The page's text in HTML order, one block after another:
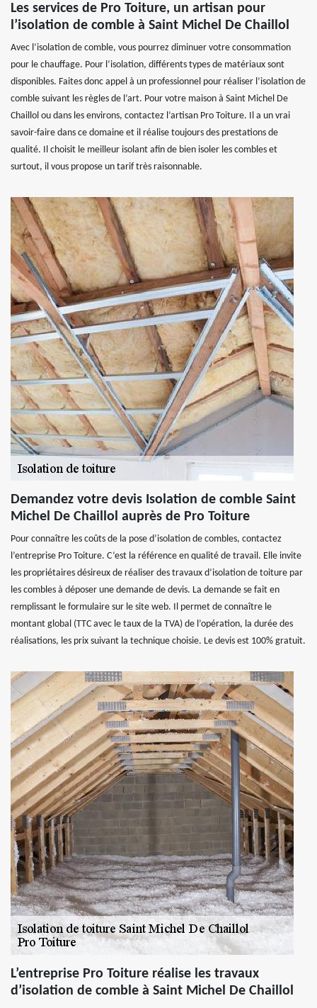
Les services de Pro Toiture, un artisan pour
l’isolation de comble à Saint Michel De Chaillol
Avec l’isolation de comble, vous pourrez diminuer votre consommation
pour le chauffage. Pour l’isolation, différents types de matériaux sont
disponibles. Faites donc appel à un professionnel pour réaliser l’isolation de
comble suivant les règles de l’art. Pour votre maison à Saint Michel De
Chaillol ou dans les environs, contactez l’artisan Pro Toiture. Il a un vrai
savoir-faire dans ce domaine et il réalise toujours des prestations de
qualité. Il choisit le meilleur isolant afin de bien isoler les combles et
surtout, il vous propose un tarif très raisonnable.
Demandez votre devis Isolation de comble Saint
Michel De Chaillol auprès de Pro Toiture
Pour connaître les coûts de la pose d’isolation de combles, contactez
l’entreprise Pro Toiture. C’est la référence en qualité de travail. Elle invite
les propriétaires désireux de réaliser des travaux d’isolation de toiture par
les combles à déposer une demande de devis. La demande se fait en
remplissant le formulaire sur le site web. Il permet de connaître le
montant global (TTC avec le taux de la TVA) de l’opération, la durée des
réalisations, les prix suivant la technique choisie. Le devis est 100% gratuit.
L’entreprise Pro Toiture réalise les travaux
d’isolation de comble à Saint Michel De Chaillol